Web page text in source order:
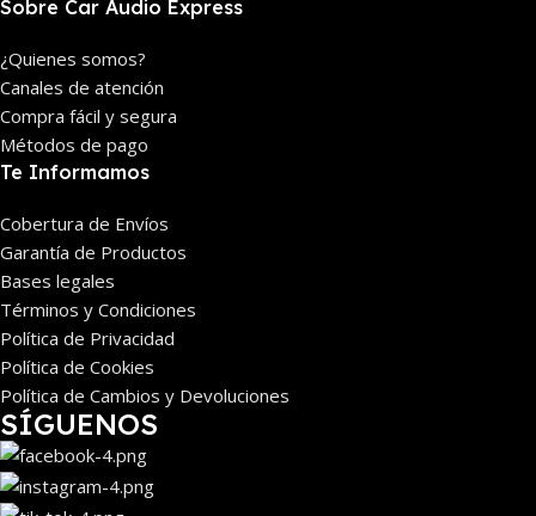
Sobre Car Audio Express
¿Quienes somos?
Canales de atención
Compra fácil y segura
Métodos de pago
Te Informamos
Cobertura de Envíos
Garantía de Productos
Bases legales
Términos y Condiciones
Política de Privacidad
Política de Cookies
Política de Cambios y Devoluciones
SÍGUENOS